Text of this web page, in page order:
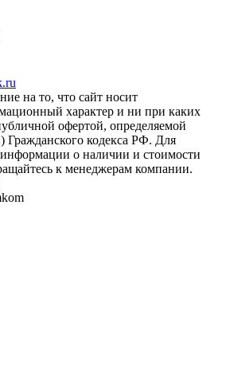
на то, что сайт носит
характер и ни при каких
офертой, определяемой
Гражданского кодекса РФ. Для
о наличии и стоимости
к менеджерам компании.